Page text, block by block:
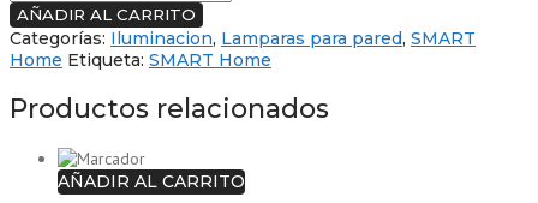
AÑADIR AL CARRITO
Categorías: Iluminacion, Lamparas para pared, SMART
Home Etiqueta: SMART Home
Productos relacionados
AÑADIR AL CARRITO